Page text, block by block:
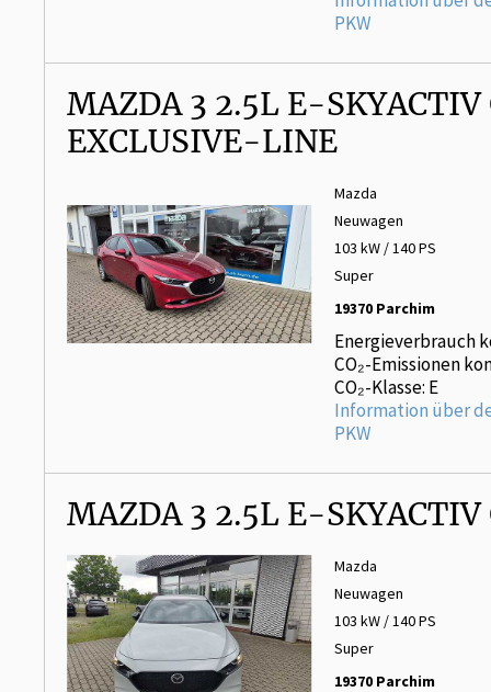
PKW
MAZDA 3 2.5L E-SKYACTIV
EXCLUSIVE-LINE
Mazda
Neuwagen
103 kW / 140 PS
Super
19370 Parchim
Energieverbrauch
CO₂-Emissionen
CO₂-Klasse: E
Information über
PKW
MAZDA 3 2.5L E-
Mazda
Neuwagen
103 kW / 140 PS
Super
19370 Parchim